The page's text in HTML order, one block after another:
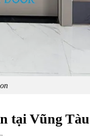
tại Vũng Tàu